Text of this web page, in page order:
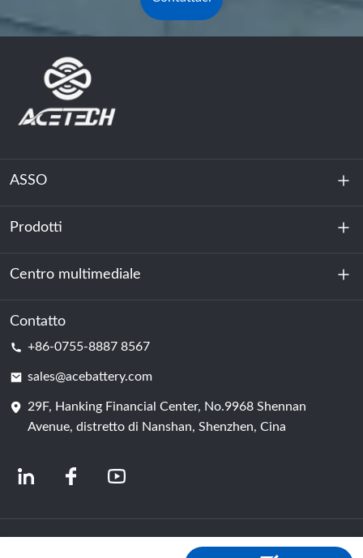
ASSO
Chi siamo
Sostenibilità
Prodotti
Accumulo di energia
Centro dati e sala server
Cella della batteria
Centro multimediale
Notizia
Contatto
+86-0755-8887 8567
sales@acebattery.com
29F, Hanking Financial Center, No.9968 Shennan
Avenue, distretto di Nanshan, Shenzhen, Cina
© 2024 Produttori cinesi di batterie agli ioni di litio | Fabbrica e azienda di